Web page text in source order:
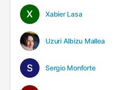
Xabier Lasa
Uzuri Albizu Mallea
Sergio Monforte